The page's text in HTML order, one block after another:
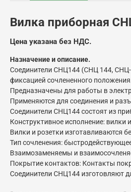
Вилка приборная
Цена указана без НДС.
Назначение и описание.
Соединители СНЦ144 (СНЦ 144, СНЦ-
фиксацией сочлененного
Предназначены для работы в
Применяются для соединения и
Соединители СНЦ144 состоят из
Конструктивное исполнение: вилки
Вилки и розетки
Тип сочленения:
Взаимозаменяемы и
Покрытие контактов: Контакты
Соединители СНЦ144 изготовляют